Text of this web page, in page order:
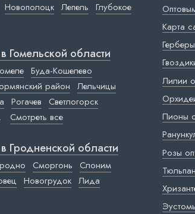
Новополоцк Лепель Глубокое
Гомельской области
Буда-Кошелево
район Лельчицы
Рогачев Светлогорск
Смотреть все
Гродненской области
Сморгонь Слоним
Новогрудок Лида
Карта
Лилии
Пионы
Розы